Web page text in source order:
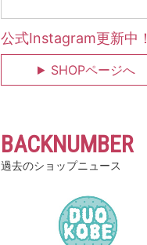
公式Instagram更新中！
SHOPページへ
BACKNUMBER
過去のショップニュース